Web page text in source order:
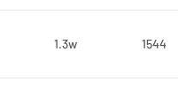
1.3w 1544